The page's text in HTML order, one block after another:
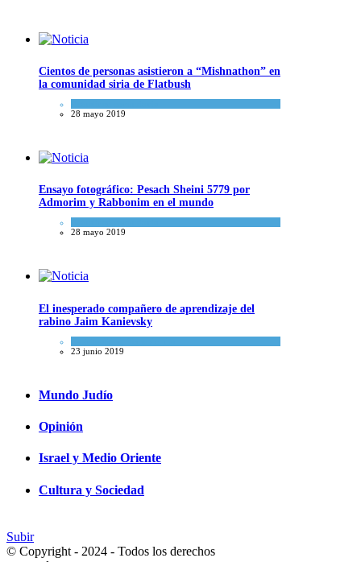
Cientos de personas asistieron a “Mishnathon” en
la comunidad siria de Flatbush
28 mayo 2019
Ensayo fotográfico: Pesach Sheini 5779 por
Admorim y Rabbonim en el mundo
28 mayo 2019
El inesperado compañero de aprendizaje del
rabino Jaim Kanievsky
23 junio 2019
Mundo Judío
Opinión
Israel y Medio Oriente
Cultura y Sociedad
Subir
© Copyright - 2024 - Todos los derechos